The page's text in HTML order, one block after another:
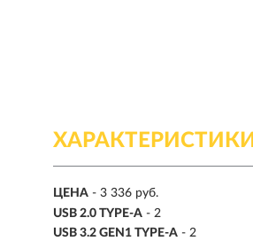
ХАРАКТЕРИСТИКИ
ЦЕНА - 3 336 руб.
USB 2.0 TYPE-A - 2
USB 3.2 GEN1 TYPE-A - 2